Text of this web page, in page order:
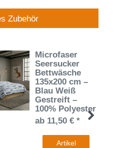
Zubehör
Microfaser
Seersucker
Bettwäsche
135x200 cm –
Blau Weiß
Gestreift –
100% Polyester
ab 11,50 € *
Artikel